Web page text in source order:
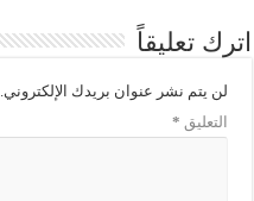
اترك تعليقاً
لن يتم نشر عنوان بريدك الإلكتروني.
التعليق *